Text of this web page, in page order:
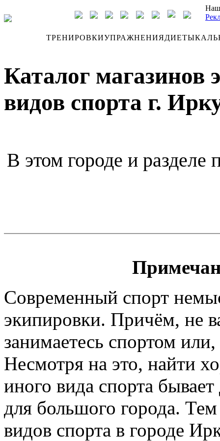
ТРЕНИРОВКИУПРАЖНЕНИЯДИЕТЫ
Каталог магазинов
видов спорта г.
В этом городе и разделе
Современный спорт
экипировки. Причём, не
занимаетесь спортом
Несмотря на это, найти
иного вида спорта
для большого города.
видов спорта в городе